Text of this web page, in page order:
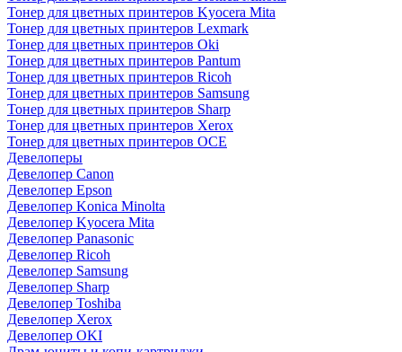
Тонер для цветных принтеров Kyocera Mita
Тонер для цветных принтеров Lexmark
Тонер для цветных принтеров Oki
Тонер для цветных принтеров Pantum
Тонер для цветных принтеров Ricoh
Тонер для цветных принтеров Samsung
Тонер для цветных принтеров Sharp
Тонер для цветных принтеров Xerox
Тонер для цветных принтеров OCE
Девелоперы
Девелопер Canon
Девелопер Epson
Девелопер Konica Minolta
Девелопер Kyocera Mita
Девелопер Panasonic
Девелопер Ricoh
Девелопер Samsung
Девелопер Sharp
Девелопер Toshiba
Девелопер Xerox
Девелопер OKI